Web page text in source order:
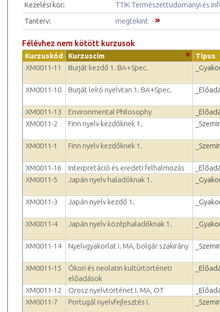
Kezelési kör:
TTIK Természettudományi és
Tanterv:
megtekint
Félévhez nem kötött kurzusok
Kurzuskód Kurzuscím
Típus
XM0011-11
Burját kezdő 1. BA+Spec.
XM0011-10 Burját leíró nyelvtan 1. BA+Spec.
XM0011-13 Environmental Philosophy
XM0011-2
Finn nyelv kezdőknek 1.
XM0011-1 Finn nyelv kezdőknek 1.
XM0011-16 Interpretáció és eredeti felhalmozás
XM0011-5
Japán nyelv haladóknak 1.
XM0011-3 Japán nyelv kezdő 1.
XM0011-4 Japán nyelv középhaladóknak 1.
XM0011-14 Nyelvgyakorlat I. MA, bolgár szakirány
XM0011-15
Ókori és neolatin kultúrtörténeti
előadások
XM0011-12 Orosz nyelvtörténet I. MA, OT
XM0011-7
Portugál nyelvfejlesztés I.